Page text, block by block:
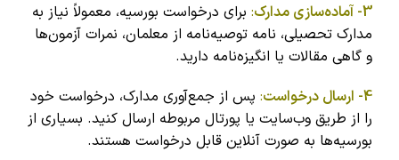
3- آماده‌سازی مدارک
: برای درخواست بورسیه، معمولاً نیاز به
مدارک تحصیلی، نامه توصیه‌نامه از معلمان، نمرات آزمون‌ها
و گاهی مقالات یا انگیزه‌نامه دارید.
4- ارسال درخواست
: پس از جمع‌آوری مدارک، درخواست خود
را از طریق وب‌سایت یا پورتال مربوطه ارسال کنید. بسیاری از
بورسیه‌ها به صورت آنلاین قابل درخواست هستند.